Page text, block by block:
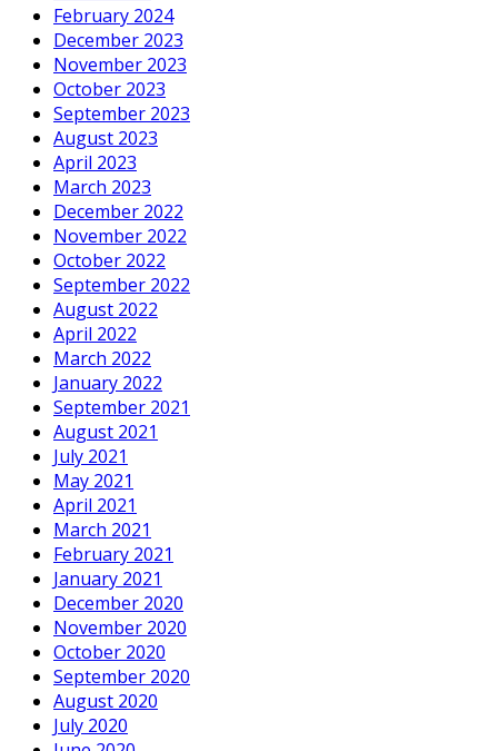
February 2024
December 2023
November 2023
October 2023
September 2023
August 2023
April 2023
March 2023
December 2022
November 2022
October 2022
September 2022
August 2022
April 2022
March 2022
January 2022
September 2021
August 2021
July 2021
May 2021
April 2021
March 2021
February 2021
January 2021
December 2020
November 2020
October 2020
September 2020
August 2020
July 2020